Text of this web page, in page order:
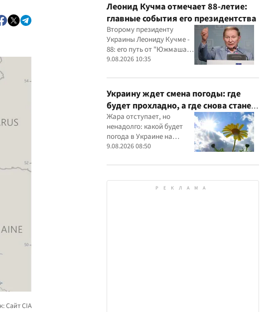
Леонид Кучма отмечает 88-летие:
главные события его президентства
Второму президенту
Украины Леониду Кучме -
88: его путь от "Южмаша"
до президентства
9.08.2026 10:35
Украину ждет смена погоды: где
будет прохладно, а где снова станет
теплее
Жара отступает, но
ненадолго: какой будет
погода в Украине на
следующей неделе
9.08.2026 08:50